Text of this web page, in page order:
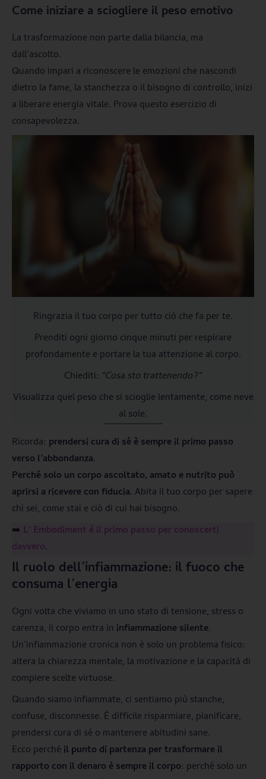
Come iniziare a sciogliere il peso emotivo
La trasformazione non parte dalla bilancia, ma
dall’ascolto.
Quando impari a riconoscere le emozioni che nascondi
dietro la fame, la stanchezza o il bisogno di controllo, inizi
a liberare energia vitale. Prova questo esercizio di
consapevolezza.
Ringrazia il tuo corpo per tutto ciò che fa per te.
Prenditi ogni giorno cinque minuti per respirare
profondamente e portare la tua attenzione al corpo.
Chiediti: “Cosa sto trattenendo?”
Visualizza quel peso che si scioglie lentamente, come neve
al sole.
Ricorda: prendersi cura di sé è sempre il primo passo
verso l’abbondanza.
Perché solo un corpo ascoltato, amato e nutrito può
aprirsi a ricevere con fiducia. Abita il tuo corpo per sapere
chi sei, come stai e ciò di cui hai bisogno.
➡️ L’ Embodiment è il primo passo per conoscerti
davvero.
Il ruolo dell’infiammazione: il fuoco che
consuma l’energia
Ogni volta che viviamo in uno stato di tensione, stress o
carenza, il corpo entra in infiammazione silente.
Un’infiammazione cronica non è solo un problema fisico:
altera la chiarezza mentale, la motivazione e la capacità di
compiere scelte virtuose.
Quando siamo infiammate, ci sentiamo più stanche,
confuse, disconnesse. È difficile risparmiare, pianificare,
prendersi cura di sé o mantenere abitudini sane.
Ecco perché il punto di partenza per trasformare il
rapporto con il denaro è sempre il corpo: perché solo un